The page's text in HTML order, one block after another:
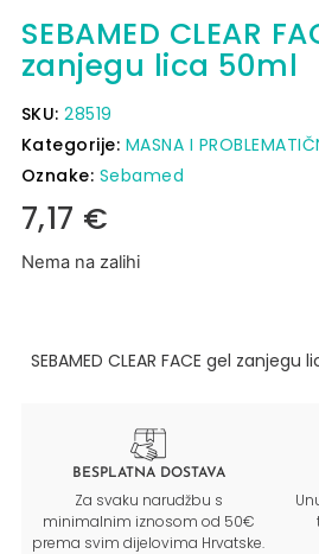
SEBAMED CLEAR
zanjegu lica 50ml
SKU:28519
Kategorije: MASNA I
Oznake: Sebamed
7,17 €
Nema na zalihi
SEBAMED CLEAR FACE gel zanjegu
BESPLATNA DOSTAVA
Za svaku narudžbu s
minimalnim iznosom od 50€
prema svim dijelovima Hrvatske.